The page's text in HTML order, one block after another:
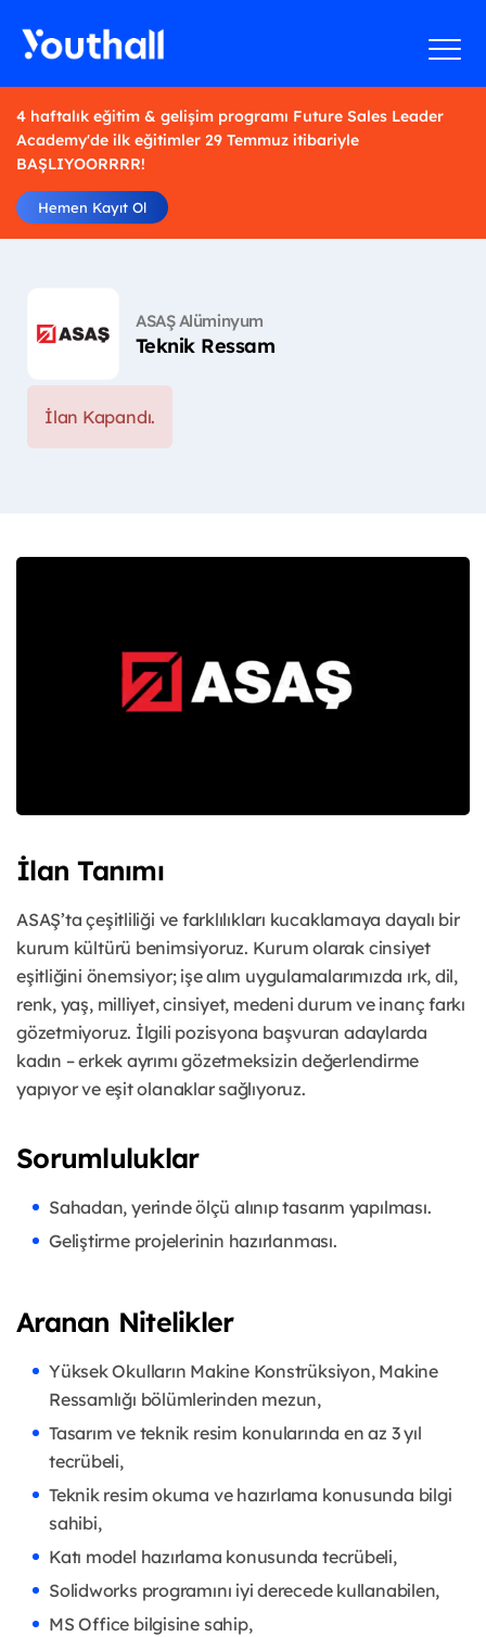
4 haftalık eğitim & gelişim programı Future Sales Leader
Academy'de ilk eğitimler 29 Temmuz itibariyle
BAŞLIYOORRRR!
Hemen Kayıt Ol
ASAŞ Alüminyum
Teknik Ressam
İlan Kapandı.
İlan Tanımı
ASAŞ’ta çeşitliliği ve farklılıkları kucaklamaya dayalı bir
kurum kültürü benimsiyoruz. Kurum olarak cinsiyet
eşitliğini önemsiyor; işe alım uygulamalarımızda ırk, dil,
renk, yaş, milliyet, cinsiyet, medeni durum ve inanç farkı
gözetmiyoruz. İlgili pozisyona başvuran adaylarda
kadın – erkek ayrımı gözetmeksizin değerlendirme
yapıyor ve eşit olanaklar sağlıyoruz.
Sorumluluklar
Sahadan, yerinde ölçü alınıp tasarım yapılması.
Geliştirme projelerinin hazırlanması.
Aranan Nitelikler
Yüksek Okulların Makine Konstrüksiyon, Makine
Ressamlığı bölümlerinden mezun,
Tasarım ve teknik resim konularında en az 3 yıl
tecrübeli,
Teknik resim okuma ve hazırlama konusunda bilgi
sahibi,
Katı model hazırlama konusunda tecrübeli,
Solidworks programını iyi derecede kullanabilen,
MS Office bilgisine sahip,